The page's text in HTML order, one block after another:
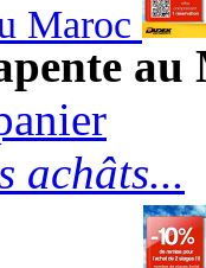
Maroc
achâts...